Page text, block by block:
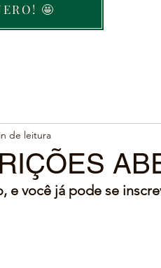
🤩
de leitura
e você já pode se